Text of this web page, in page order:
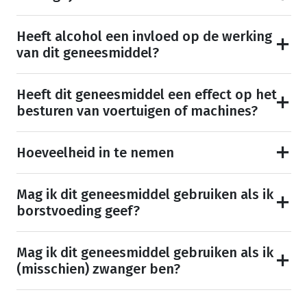
Heeft alcohol een invloed op de werking
van dit geneesmiddel?
Heeft dit geneesmiddel een effect op het
besturen van voertuigen of machines?
Hoeveelheid in te nemen
Mag ik dit geneesmiddel gebruiken als ik
borstvoeding geef?
Mag ik dit geneesmiddel gebruiken als ik
(misschien) zwanger ben?